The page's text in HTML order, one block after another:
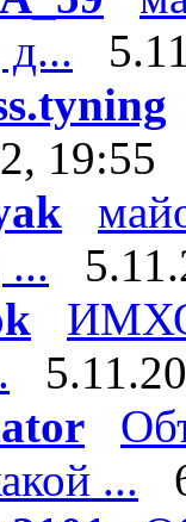
д...
19:55
...
ИМХО
...